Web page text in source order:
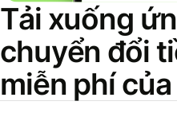
Tải xuống
chuyển đổi
miễn phí